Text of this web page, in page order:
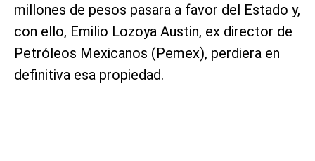
millones de pesos pasara a favor del Estado y,
con ello, Emilio Lozoya Austin, ex director de
Petróleos Mexicanos (Pemex), perdiera en
definitiva esa propiedad.